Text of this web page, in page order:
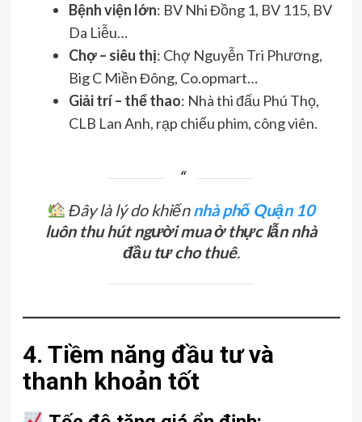
Bệnh viện lớn: BV Nhi Đồng 1, BV 115, BV
Da Liễu…
Chợ – siêu thị: Chợ Nguyễn Tri Phương,
Big C Miền Đông, Co.opmart…
Giải trí – thể thao: Nhà thi đấu Phú Thọ,
CLB Lan Anh, rạp chiếu phim, công viên.
Đây là lý do khiếnnhà phố Quận 10
luôn thu hút người mua ở thực lẫn nhà
đầu tư cho thuê.
4. Tiềm năng đầu tư và
thanh khoản tốt